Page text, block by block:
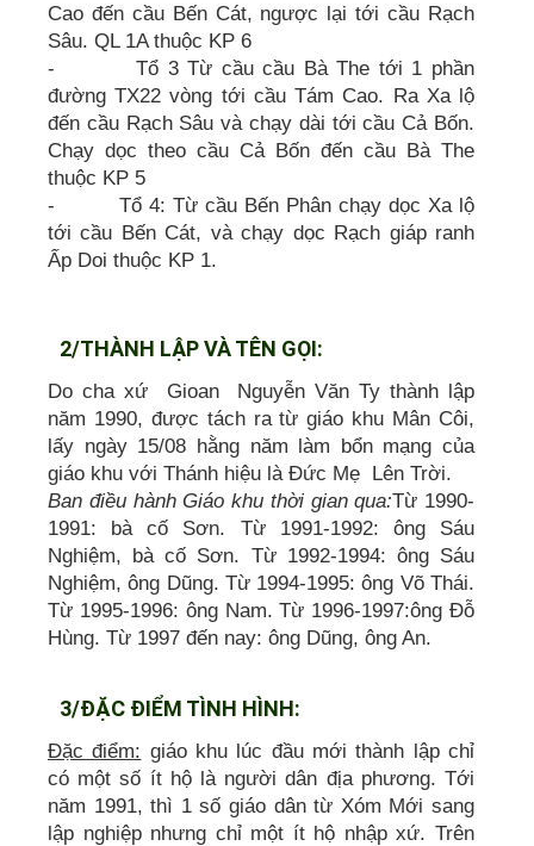
Cao đến cầu Bến Cát, ngược lại tới cầu Rạch
Sâu. QL 1A thuộc KP 6
- Tổ 3 Từ cầu cầu Bà The tới 1 phần
đường TX22 vòng tới cầu Tám Cao. Ra Xa lộ
đến cầu Rạch Sâu và chạy dài tới cầu Cả Bốn.
Chạy dọc theo cầu Cả Bốn đến cầu Bà The
thuộc KP 5
- Tổ 4: Từ cầu Bến Phân chạy dọc Xa lộ
tới cầu Bến Cát, và chạy dọc Rạch giáp ranh
Ấp Doi thuộc KP 1.
2/THÀNH LẬP VÀ TÊN GỌI:
Do cha xứ Gioan Nguyễn Văn Ty thành lập
năm 1990, được tách ra từ giáo khu Mân Côi,
lấy ngày 15/08 hằng năm làm bổn mạng của
giáo khu với Thánh hiệu là Đức Mẹ Lên Trời.
Ban điều hành Giáo khu thời gian qua:Từ 1990-
1991: bà cố Sơn. Từ 1991-1992: ông Sáu
Nghiệm, bà cố Sơn. Từ 1992-1994: ông Sáu
Nghiệm, ông Dũng. Từ 1994-1995: ông Võ Thái.
Từ 1995-1996: ông Nam. Từ 1996-1997:ông Đỗ
Hùng. Từ 1997 đến nay: ông Dũng, ông An.
3/ĐẶC ĐIỂM TÌNH HÌNH:
Đặc điểm: giáo khu lúc đầu mới thành lập chỉ
có một số ít hộ là người dân địa phương. Tới
năm 1991, thì 1 số giáo dân từ Xóm Mới sang
lập nghiệp nhưng chỉ một ít hộ nhập xứ. Trên